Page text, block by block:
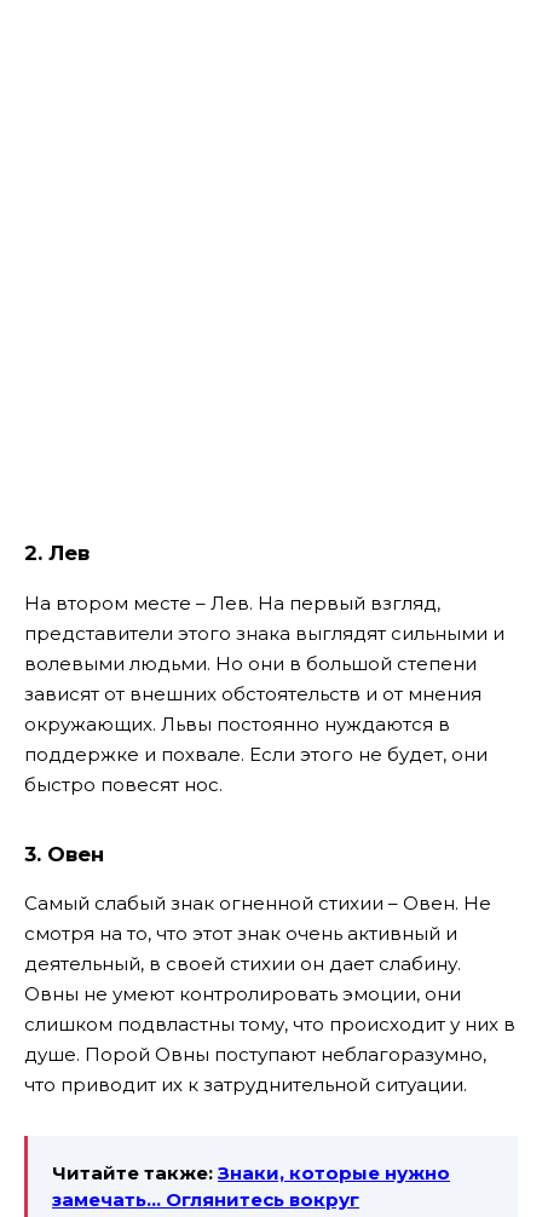
2. Лев
На втором месте – Лев. На первый взгляд,
представители этого знака выглядят сильными и
волевыми людьми. Но они в большой степени
зависят от внешних обстоятельств и от мнения
окружающих. Львы постоянно нуждаются в
поддержке и похвале. Если этого не будет, они
быстро повесят нос.
3. Овен
Самый слабый знак огненной стихии – Овен. Не
смотря на то, что этот знак очень активный и
деятельный, в своей стихии он дает слабину.
Овны не умеют контролировать эмоции, они
слишком подвластны тому, что происходит у них в
душе. Порой Овны поступают неблагоразумно,
что приводит их к затруднительной ситуации.
Читайте также: Знаки, которые нужно
замечать… Оглянитесь вокруг